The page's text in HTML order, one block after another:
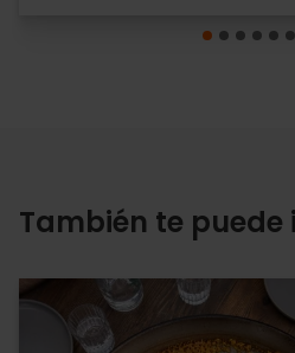
También te puede